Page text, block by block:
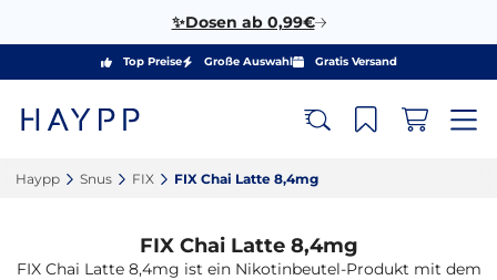
✨Dosen ab 0,99€
Top Preise Große Auswahl Gratis Versand
Haypp‎ Snus‎ FIX‎ FIX Chai Latte 8,4mg‎
FIX Chai Latte 8,4mg
FIX Chai Latte 8,4mg ist ein Nikotinbeutel-Produkt mit dem